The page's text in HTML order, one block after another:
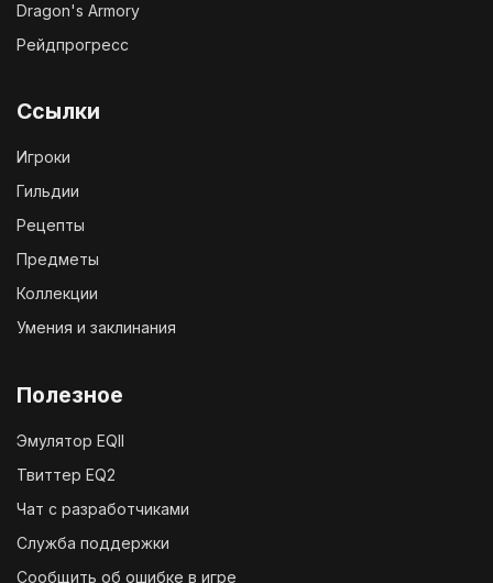
Dragon's Armory
Рейдпрогресс
Ссылки
Игроки
Гильдии
Рецепты
Предметы
Коллекции
Умения и заклинания
Полезное
Эмулятор EQII
Твиттер EQ2
Чат с разработчиками
Служба поддержки
Сообщить об ошибке в игре